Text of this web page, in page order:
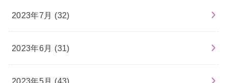
2023年7月 (32)
2023年6月 (31)
2023年5月 (43)